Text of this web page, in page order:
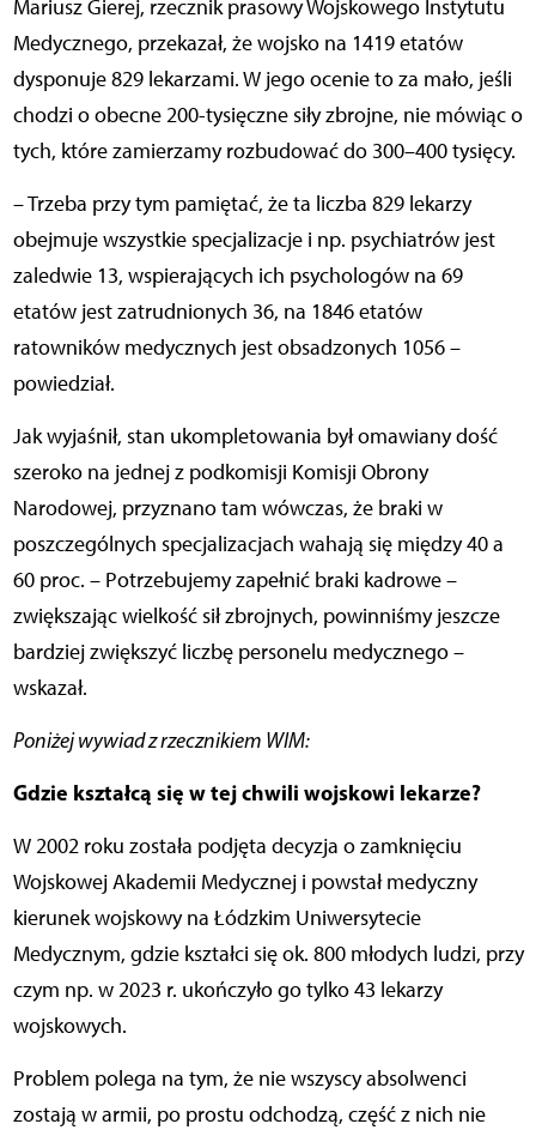
Mariusz Gierej, rzecznik prasowy Wojskowego Instytutu
Medycznego, przekazał, że wojsko na 1419 etatów
dysponuje 829 lekarzami. W jego ocenie to za mało, jeśli
chodzi o obecne 200-tysięczne siły zbrojne, nie mówiąc o
tych, które zamierzamy rozbudować do 300–400 tysięcy.
– Trzeba przy tym pamiętać, że ta liczba 829 lekarzy
obejmuje wszystkie specjalizacje i np. psychiatrów jest
zaledwie 13, wspierających ich psychologów na 69
etatów jest zatrudnionych 36, na 1846 etatów
ratowników medycznych jest obsadzonych 1056 –
powiedział.
Jak wyjaśnił, stan ukompletowania był omawiany dość
szeroko na jednej z podkomisji Komisji Obrony
Narodowej, przyznano tam wówczas, że braki w
poszczególnych specjalizacjach wahają się między 40 a
60 proc. – Potrzebujemy zapełnić braki kadrowe –
zwiększając wielkość sił zbrojnych, powinniśmy jeszcze
bardziej zwiększyć liczbę personelu medycznego –
wskazał.
Poniżej wywiad z rzecznikiem WIM:
Gdzie kształcą się w tej chwili wojskowi lekarze?
W 2002 roku została podjęta decyzja o zamknięciu
Wojskowej Akademii Medycznej i powstał medyczny
kierunek wojskowy na Łódzkim Uniwersytecie
Medycznym, gdzie kształci się ok. 800 młodych ludzi, przy
czym np. w 2023 r. ukończyło go tylko 43 lekarzy
wojskowych.
Problem polega na tym, że nie wszyscy absolwenci
zostają w armii, po prostu odchodzą, część z nich nie